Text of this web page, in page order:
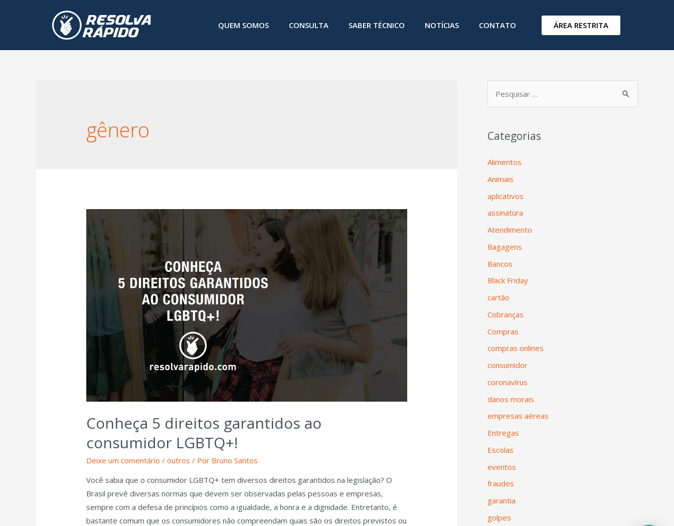
QUEM SOMOS CONSULTA SABER TÉCNICO NOTÍCIAS CONTATO ÁREA RESTRITA
gênero
Conheça 5 direitos garantidos ao
consumidor LGBTQ+!
Deixe um comentário /outros / Por Bruno Santos
Você sabia que o consumidor LGBTQ+ tem diversos direitos garantidos na legislação? O
Brasil prevê diversas normas que devem ser observadas pelas pessoas e empresas,
sempre com a defesa de princípios como a igualdade, a honra e a dignidade. Entretanto, é
bastante comum que os consumidores não compreendam quais são os direitos previstos ou
Categorias
Alimentos
Animais
aplicativos
assinatura
Atendimento
Bagagens
Bancos
Black Friday
cartão
Cobranças
Compras
compras onlines
consumidor
coronavírus
danos morais
empresas aéreas
Entregas
Escolas
eventos
fraudes
garantia
golpes